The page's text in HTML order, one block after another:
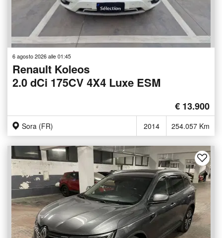
6 agosto 2026 alle 01:45
Renault Koleos
2.0 dCi 175CV 4X4 Luxe ESM
€ 13.900
Sora (FR) 2014 254.057 Km